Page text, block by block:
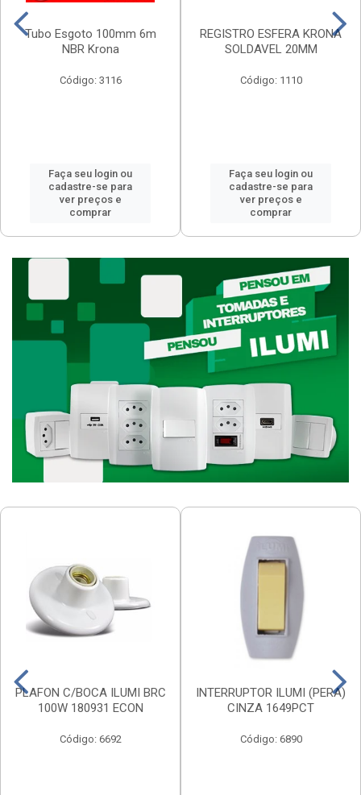
Tubo Esgoto 100mm 6m
NBR Krona
Código: 3116
Faça seu login ou
cadastre-se para
ver preços e
comprar
REGISTRO ESFERA KRONA
SOLDAVEL 20MM
Código: 1110
Faça seu login ou
cadastre-se para
ver preços e
comprar
PLAFON C/BOCA ILUMI BRC
100W 180931 ECON
Código: 6692
INTERRUPTOR ILUMI (PERA)
CINZA 1649PCT
Código: 6890